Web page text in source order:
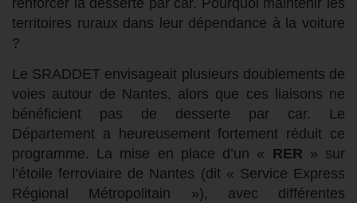
territoires ruraux dans leur dépendance à la voiture
?
Le SRADDET envisageait plusieurs doublements de
voies autour de Nantes, alors que ces liaisons ne
bénéficient pas de desserte par car. Le
Département a heureusement fortement réduit ce
programme. La mise en place d’un « RER » sur
l’étoile ferroviaire de Nantes (dit « Service Express
Régional Métropolitain »), avec différentes